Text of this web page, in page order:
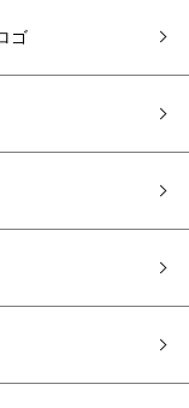
ゴ